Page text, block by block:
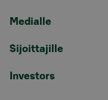
Medialle
Sijoittajille
Investors